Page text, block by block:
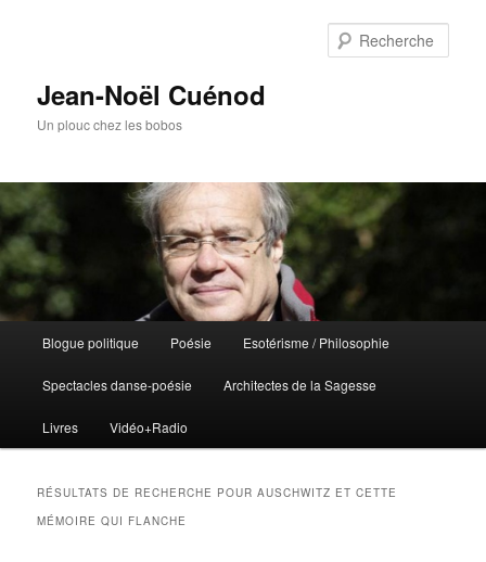
Jean-Noël Cuénod
Un plouc chez les bobos
Aller
au
contenu
principal
Aller
au
contenu
secondaire
Blogue politique Poésie Esotérisme / Philosophie
Spectacles danse-poésie Architectes de la Sagesse
Livres Vidéo+Radio
RÉSULTATS DE RECHERCHE POURAUSCHWITZ ET CETTE
MÉMOIRE QUI FLANCHE